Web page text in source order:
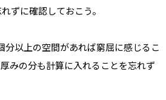
ずに確認しておこう。
以上の空間があれば窮屈に感じるこ
みの分も計算に入れることを忘れず